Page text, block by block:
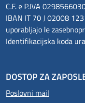
C.F. e P.IVA
IBAN IT 70 J 02008
uporabljajo le
Identifikacijska koda
DOSTOP ZA
Poslovni mail